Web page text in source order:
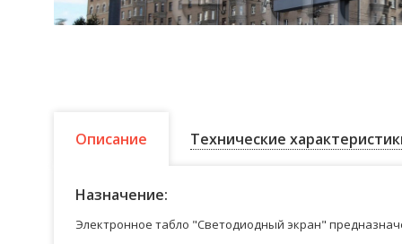
Описание Технические
Назначение:
Электронное табло "Светодиодный экран"